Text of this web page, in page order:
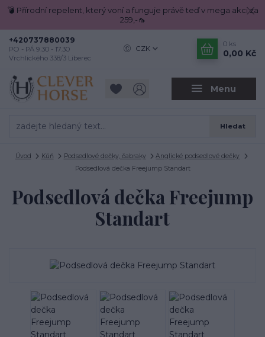
💣 Přírodní repelent, který voní a funguje právě teď v mega akci za
259,-🦟
Menu
CZK
Hledat
+420737880039
PO - PÁ 9.30 - 17.30
Vrchlického 338/3 Liberec
0 ks
0,00 Kč
Úvod Kůň Podsedlové dečky, čabraky
Anglické podsedlové dečky
Podsedlová dečka Freejump Standart
Podsedlová dečka Freejump
Standart